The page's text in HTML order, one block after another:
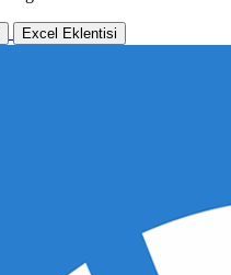
Excel Eklentisi